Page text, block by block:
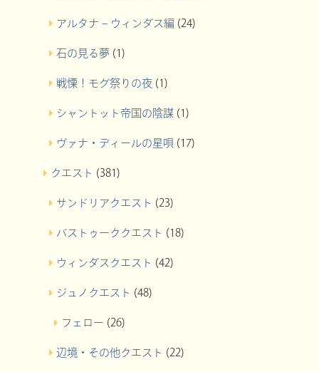
アルタナ – ウィンダス編 (24)
石の見る夢 (1)
戦慄！モグ祭りの夜(1)
シャントット帝国の陰謀(1)
ヴァナ・ディールの星唄 (17)
クエスト (381)
サンドリアクエスト (23)
バストゥーククエスト (18)
ウィンダスクエスト (42)
ジュノクエスト (48)
フェロー (26)
辺境・その他クエスト (22)